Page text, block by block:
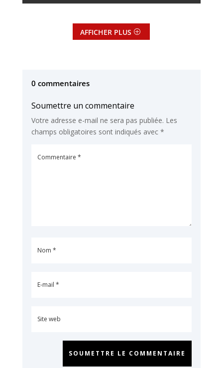
AFFICHER PLUS
0 commentaires
Soumettre un commentaire
Votre adresse e-mail ne sera pas publiée. Les
champs obligatoires sont indiqués avec *
SOUMETTRE LE COMMENTAIRE